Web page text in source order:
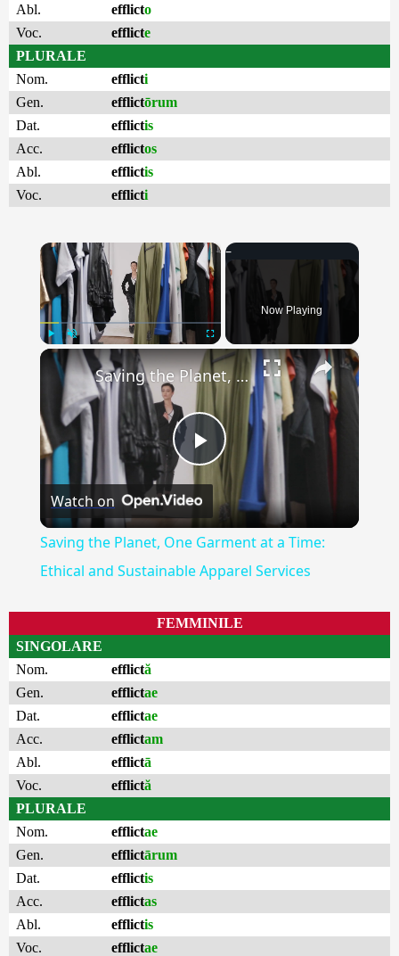
Abl.
efflicto
Voc.
efflicte
PLURALE
Nom.
efflicti
Gen.
efflictōrum
Dat.
efflictis
Acc.
efflictos
Abl.
efflictis
Voc.
efflicti
×
Play Unmute
Now Playing
×
Play
Video
Saving the Planet, One Garment at a Time: Ethical and Sustainable Apparel Services
Watch on
Saving the Planet, One Garment at a Time:
Ethical and Sustainable Apparel Services
FEMMINILE
SINGOLARE
Nom.
efflictă
Gen.
efflictae
Dat.
efflictae
Acc.
efflictam
Abl.
efflictā
Voc.
efflictă
PLURALE
Nom.
efflictae
Gen.
efflictārum
Dat.
efflictis
Acc.
efflictas
Abl.
efflictis
Voc.
efflictae